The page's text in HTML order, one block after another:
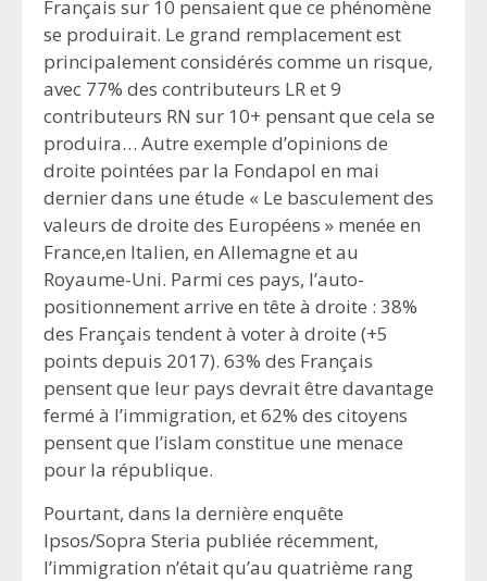
Français sur 10 pensaient que ce phénomène
se produirait. Le grand remplacement est
principalement considérés comme un risque,
avec 77% des contributeurs LR et 9
contributeurs RN sur 10+ pensant que cela se
produira… Autre exemple d’opinions de
droite pointées par la Fondapol en mai
dernier dans une étude « Le basculement des
valeurs de droite des Européens » menée en
France,en Italien, en Allemagne et au
Royaume-Uni. Parmi ces pays, l’auto-
positionnement arrive en tête à droite : 38%
des Français tendent à voter à droite (+5
points depuis 2017). 63% des Français
pensent que leur pays devrait être davantage
fermé à l’immigration, et 62% des citoyens
pensent que l’islam constitue une menace
pour la république.
Pourtant, dans la dernière enquête
Ipsos/Sopra Steria publiée récemment,
l’immigration n’était qu’au quatrième rang